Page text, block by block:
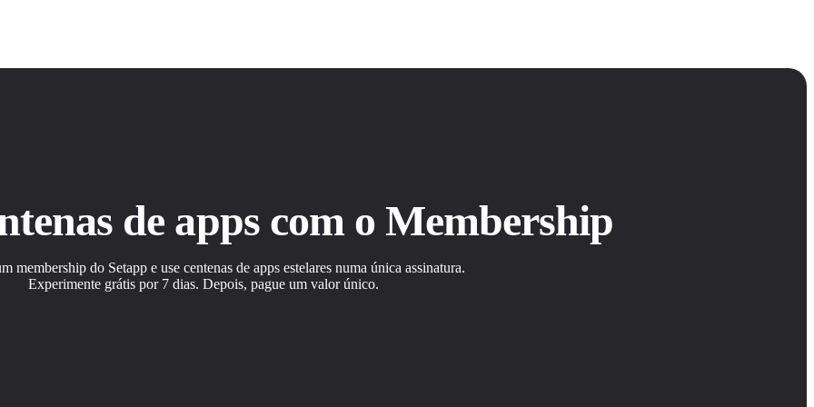
de apps com o Membership
membership do Setapp e use centenas de apps estelares numa única assinatura.
Experimente grátis por 7 dias. Depois, pague um valor único.